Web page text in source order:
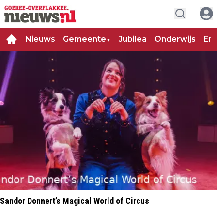
Nieuws Gemeente ▼ Jubilea Onderwijs
Sandor Donnert’s Magical World of Circus